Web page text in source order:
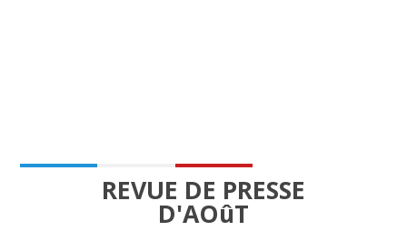
REVUE DE PRESSE
D'AOûT